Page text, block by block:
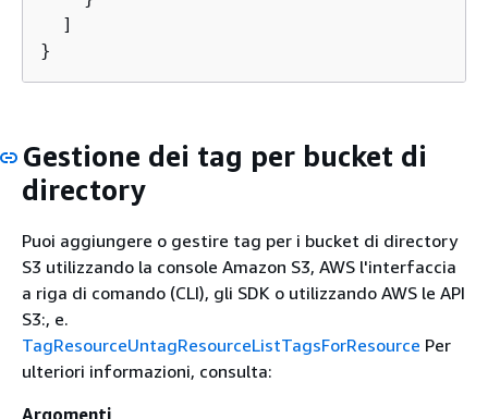
  ]
Gestione dei tag per bucket di
directory
Puoi aggiungere o gestire tag per i bucket di directory
S3 utilizzando la console Amazon S3, AWS l'interfaccia
a riga di comando (CLI), gli SDK o utilizzando AWS le API
S3:, e.
TagResourceUntagResourceListTagsForResource Per
ulteriori informazioni, consulta:
Argomenti